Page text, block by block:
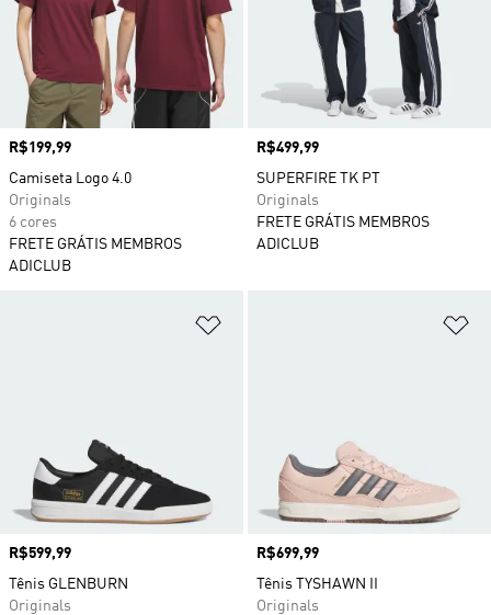
Preço
R$199,99
Camiseta Logo 4.0
Originals
6 cores
FRETE GRÁTIS MEMBROS
ADICLUB
Preço
R$499,99
SUPERFIRE TK PT
Originals
FRETE GRÁTIS MEMBROS
ADICLUB
Preço
R$599,99
Tênis GLENBURN
Originals
Preço
R$699,99
Tênis TYSHAWN II
Originals